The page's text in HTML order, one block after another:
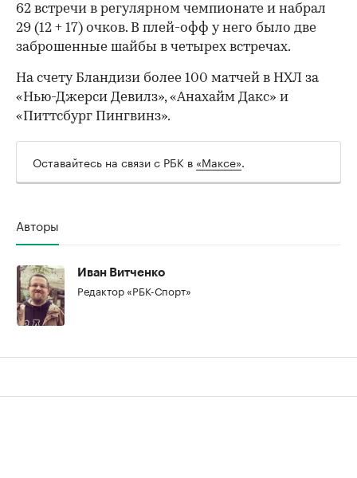
62 встречи в регулярном чемпионате и набрал
29 (12 + 17) очков. В плей-офф у него было две
заброшенные шайбы в четырех встречах.
На счету Бландизи более 100 матчей в НХЛ за
«Нью-Джерси Девилз», «Анахайм Дакс» и
«Питтсбург Пингвинз».
Оставайтесь на связи с РБК в «Максе».
Авторы
Иван Витченко
Редактор «РБК-Спорт»